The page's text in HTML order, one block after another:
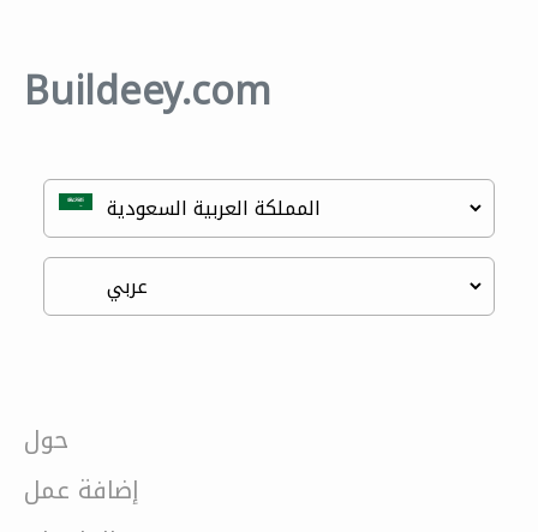
Buildeey.com
حول
إضافة عمل